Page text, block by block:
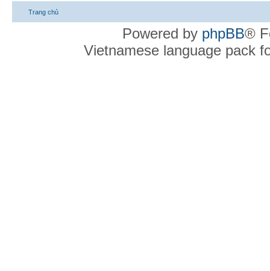
Trang chủ
Powered by phpBB®
Vietnamese language pack